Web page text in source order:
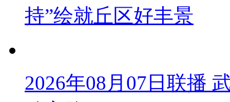
持”绘就丘区好丰景
2026年08月07日联播